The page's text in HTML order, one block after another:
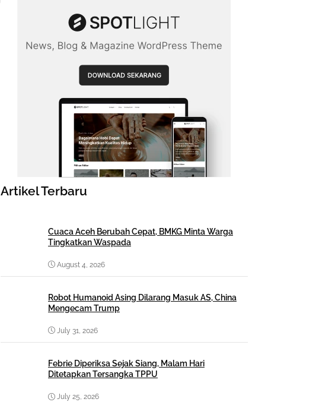
Artikel Terbaru
Cuaca Aceh Berubah Cepat, BMKG Minta Warga
Tingkatkan Waspada
August 4, 2026
Robot Humanoid Asing Dilarang Masuk AS, China
Mengecam Trump
July 31, 2026
Febrie Diperiksa Sejak Siang, Malam Hari
Ditetapkan Tersangka TPPU
July 25, 2026